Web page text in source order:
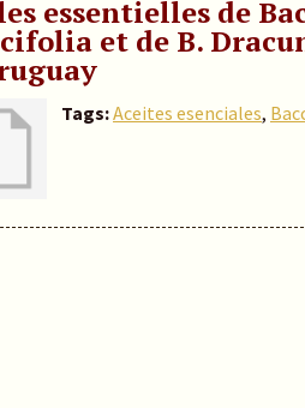
essentielles de
et de B.
Tags:Aceites esenciales,